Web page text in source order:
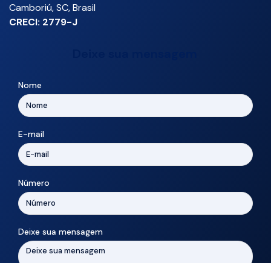
Camboriú,SC,Brasil
CRECI: 2779-J
Nome
E-mail
Número
Deixe sua mensagem